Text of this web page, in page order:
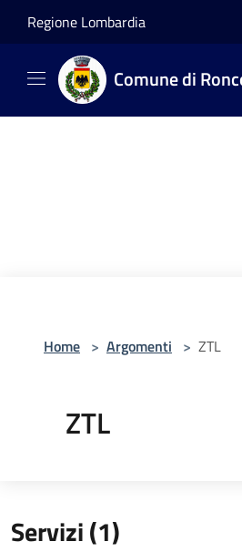
Regione Lombardia
Comune di
Home > Argomenti > ZTL
ZTL
Servizi (1)